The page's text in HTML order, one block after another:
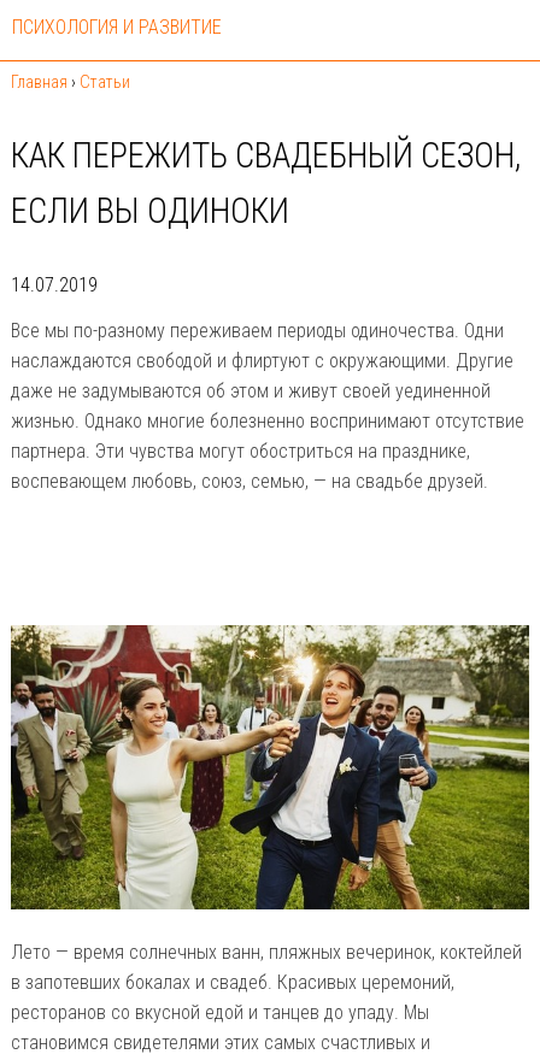
ПСИХОЛОГИЯ И РАЗВИТИЕ
Главная › Статьи
КАК ПЕРЕЖИТЬ СВАДЕБНЫЙ СЕЗОН,
ЕСЛИ ВЫ ОДИНОКИ
14.07.2019
Все мы по-разному переживаем периоды одиночества. Одни
наслаждаются свободой и флиртуют с окружающими. Другие
даже не задумываются об этом и живут своей уединенной
жизнью. Однако многие болезненно воспринимают отсутствие
партнера. Эти чувства могут обостриться на празднике,
воспевающем любовь, союз, семью, — на свадьбе друзей.
Лето — время солнечных ванн, пляжных вечеринок, коктейлей
в запотевших бокалах и свадеб. Красивых церемоний,
ресторанов со вкусной едой и танцев до упаду. Мы
становимся свидетелями этих самых счастливых и